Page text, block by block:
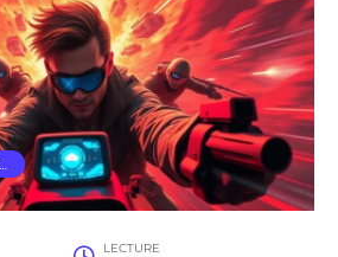
LECTURE